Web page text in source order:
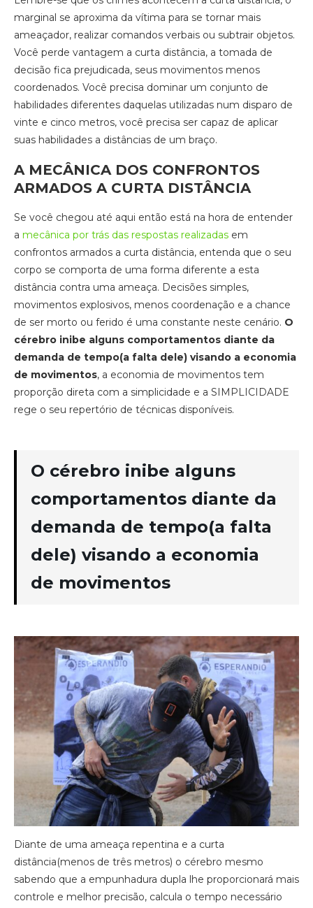
marginal se aproxima da vítima para se tornar mais
ameaçador, realizar comandos verbais ou subtrair objetos.
Você perde vantagem a curta distância, a tomada de
decisão fica prejudicada, seus movimentos menos
coordenados. Você precisa dominar um conjunto de
habilidades diferentes daquelas utilizadas num disparo de
vinte e cinco metros, você precisa ser capaz de aplicar
suas habilidades a distâncias de um braço.
A MECÂNICA DOS CONFRONTOS
ARMADOS A CURTA DISTÂNCIA
Se você chegou até aqui então está na hora de entender
a mecânica por trás das respostas realizadas em
confrontos armados a curta distância, entenda que o seu
corpo se comporta de uma forma diferente a esta
distância contra uma ameaça. Decisões simples,
movimentos explosivos, menos coordenação e a chance
de ser morto ou ferido é uma constante neste cenário. O
cérebro inibe alguns comportamentos diante da
demanda de tempo(a falta dele) visando a economia
de movimentos, a economia de movimentos tem
proporção direta com a simplicidade e a SIMPLICIDADE
rege o seu repertório de técnicas disponíveis.
O cérebro inibe alguns
comportamentos diante da
demanda de tempo(a falta
dele) visando a economia
de movimentos
Diante de uma ameaça repentina e a curta
distância(menos de três metros) o cérebro mesmo
sabendo que a empunhadura dupla lhe proporcionará mais
controle e melhor precisão, calcula o tempo necessário